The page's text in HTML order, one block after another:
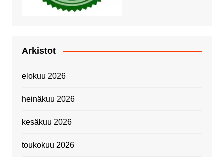
Arkistot
elokuu 2026
heinäkuu 2026
kesäkuu 2026
toukokuu 2026